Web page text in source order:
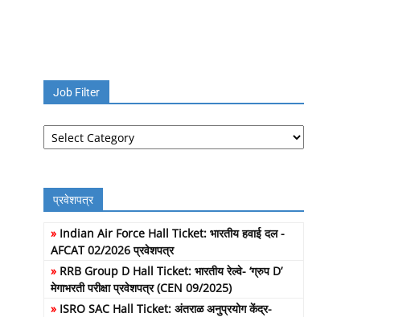
Job Filter
Job
Filter
प्रवेशपत्र
» Indian Air Force Hall Ticket: भारतीय हवाई दल -
AFCAT 02/2026 प्रवेशपत्र
» RRB Group D Hall Ticket: भारतीय रेल्वे- ‘ग्रुप D’
मेगाभरती परीक्षा प्रवेशपत्र (CEN 09/2025)
» ISRO SAC Hall Ticket: अंतराळ अनुप्रयोग केंद्र-